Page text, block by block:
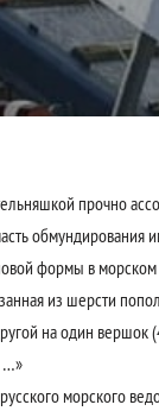
прочно
формы в
из шерсти
на один вершок
…»
морского